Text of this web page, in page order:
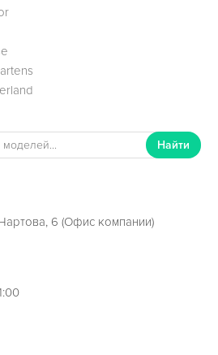
Найти
6 (Офис компании)